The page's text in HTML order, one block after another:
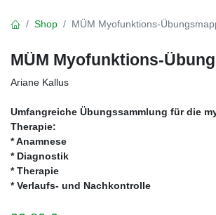
Shop MÜM Myofunktions-
MÜM Myofunktions-
Ariane Kallus
Umfangreiche Übungssammlung für die
Therapie:
* Anamnese
* Diagnostik
* Therapie
* Verlaufs- und Nachkontrolle